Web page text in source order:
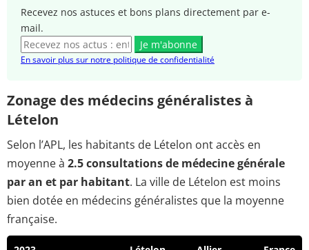
Recevez nos astuces et bons plans directement par e-
mail.
Je m'abonne
En savoir plus sur notre politique de confidentialité
Zonage des médecins généralistes à
Lételon
Selon l’APL, les habitants de Lételon ont accès en
moyenne à 2.5 consultations de médecine générale
par an et par habitant. La ville de Lételon est moins
bien dotée en médecins généralistes que la moyenne
française.